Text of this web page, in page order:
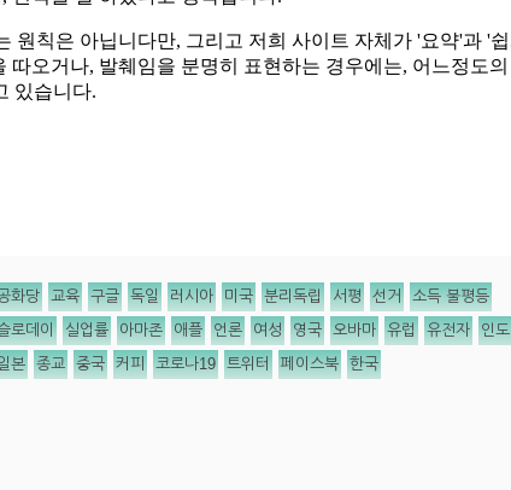
화당 교육 구글 독일 러시아 미국 분리독립 서평 선거 소득 불평등
로데이 실업률 아마존 애플 언론 여성 영국 오바마 유럽 유전자 인도
본 종교 중국 커피 코로나19 트위터 페이스북 한국